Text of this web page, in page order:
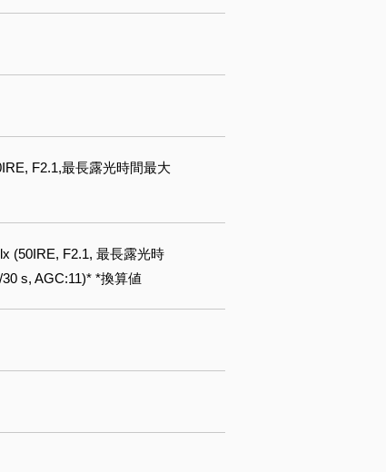
F2.1,最長露光時間最大
(50IRE, F2.1, 最長露光時
s, AGC:11)* *換算値